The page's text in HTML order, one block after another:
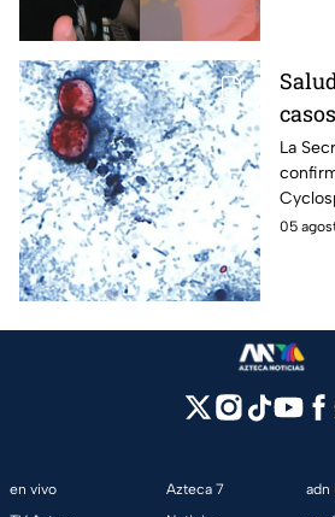
se
de
La
05
en vivo
Azteca 7
adn